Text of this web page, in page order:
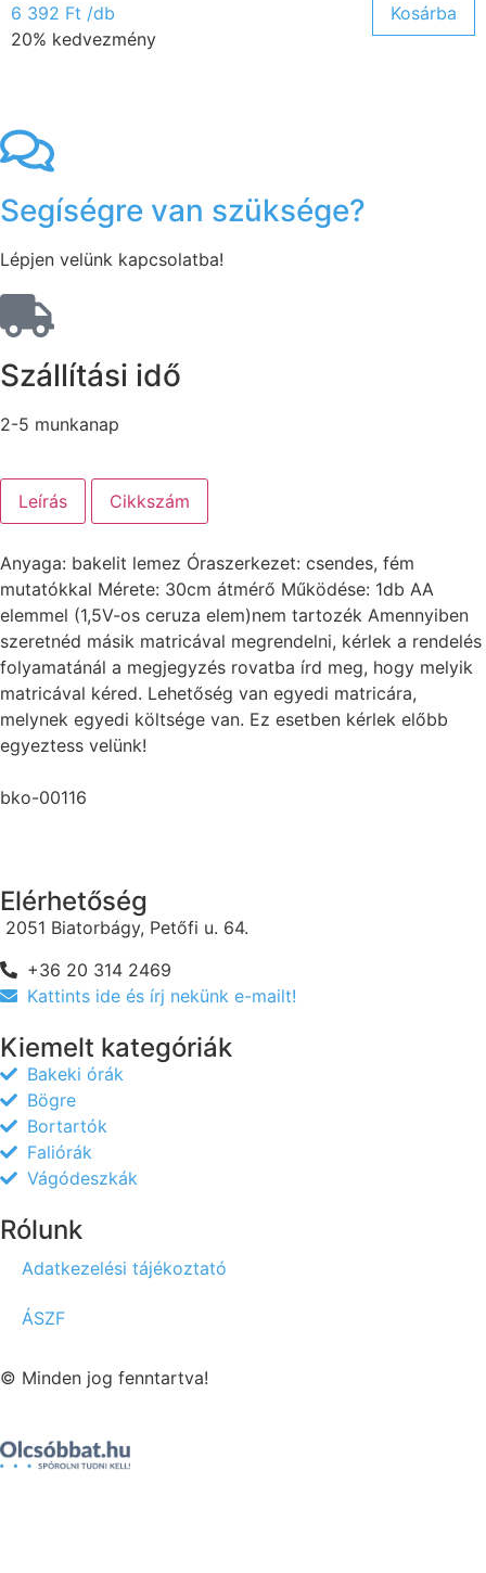
6 392 Ft /db
20% kedvezmény
Kosárba
Segíségre van szüksége?
Lépjen velünk kapcsolatba!
Szállítási idő
2-5 munkanap
Leírás Cikkszám
Anyaga: bakelit lemez Óraszerkezet: csendes, fém
mutatókkal Mérete: 30cm átmérő Működése: 1db AA
elemmel (1,5V-os ceruza elem)nem tartozék Amennyiben
szeretnéd másik matricával megrendelni, kérlek a rendelés
folyamatánál a megjegyzés rovatba írd meg, hogy melyik
matricával kéred. Lehetőség van egyedi matricára,
melynek egyedi költsége van. Ez esetben kérlek előbb
egyeztess velünk!
bko-00116
Elérhetőség
2051 Biatorbágy, Petőfi u. 64.
+36 20 314 2469
Kattints ide és írj nekünk e-mailt!
Kiemelt kategóriák
Bakeki órák
Bögre
Bortartók
Faliórák
Vágódeszkák
Rólunk
Adatkezelési tájékoztató
ÁSZF
© Minden jog fenntartva!